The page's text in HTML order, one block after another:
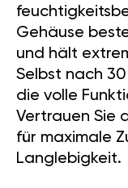
Gehäuse
und hält
Selbst nach
die volle
Vertrauen Sie
für maximale
Langlebigkeit.